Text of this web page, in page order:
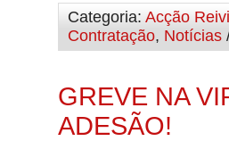
Categoria: Acção
Contratação, Notícias
GREVE NA
ADESÃO!